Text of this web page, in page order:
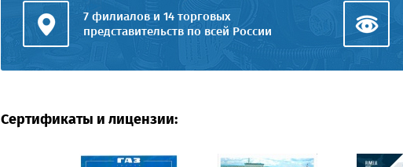
7 филиалов и 14 торговых
представительств по всей России
Сертификаты и лицензии: